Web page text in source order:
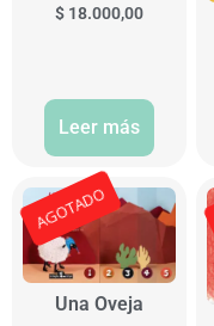
$ 18.000,00
Leer más
AGOTADO
Una Oveja